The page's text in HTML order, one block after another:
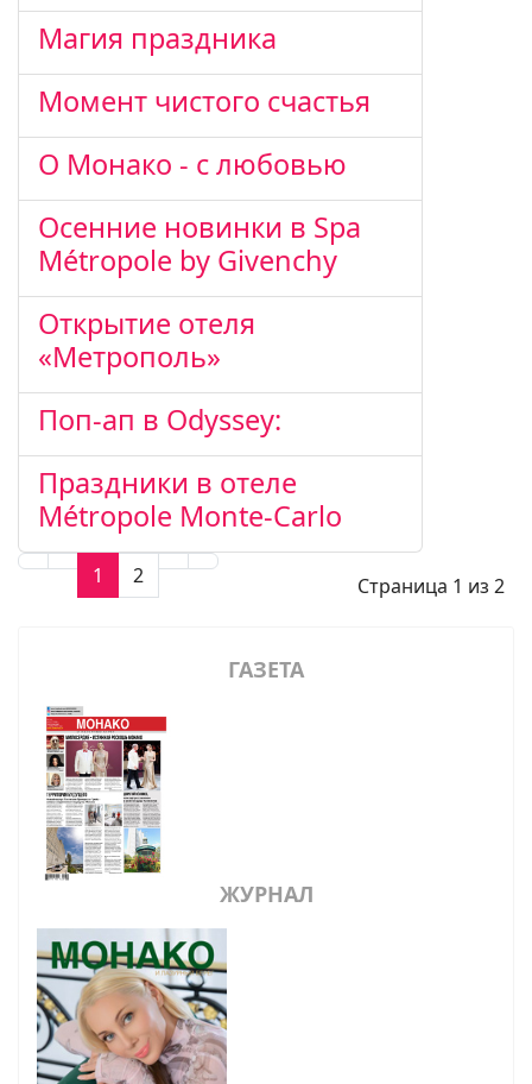
Магия праздника
Момент чистого счастья
О Монако - с любовью
Осенние новинки в Spa
Métropole by Givenchy
Открытие отеля
«Метрополь»
Поп-ап в Odyssey:
Праздники в отеле
Métropole Monte-Carlo
Страница 1 из 2
1 2
ГАЗЕТА
ЖУРНАЛ